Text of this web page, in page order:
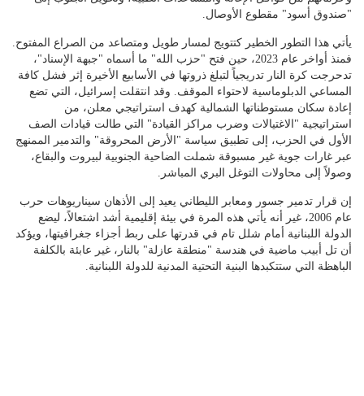
"صندوق أسود" مقطوع الأوصال.
يأتي هذا التطور الخطير كتتويج لمسار طويل ومتصاعد من الصراع المفتوح.
فمنذ أواخر عام 2023، حين فتح "حزب الله" ما أسماه "جبهة الإسناد"،
تدحرجت كرة النار تدريجياً لتبلغ ذروتها في الأسابيع الأخيرة إثر فشل كافة
المساعي الدبلوماسية لاحتواء الموقف. وقد انتقلت إسرائيل، التي تضع
إعادة سكان مستوطناتها الشمالية كهدف استراتيجي معلن، من
استراتيجية "الاغتيالات وضرب مراكز القيادة" التي طالت قيادات الصف
الأول في الحزب، إلى تطبيق سياسة "الأرض المحروقة" والتدمير الممنهج
عبر غارات جوية غير مسبوقة شملت الضاحية الجنوبية لبيروت والبقاع،
وصولاً إلى محاولات التوغل البري المباشر.
إن قرار تدمير جسور ومعابر الليطاني يعيد إلى الأذهان سيناريوهات حرب
عام 2006، غير أنه يأتي هذه المرة في بيئة إقليمية أشد اشتعالاً، ليضع
الدولة اللبنانية أمام شلل تام في قدرتها على ربط أجزاء جغرافيتها، ويؤكد
أن تل أبيب ماضية في هندسة "منطقة عازلة" بالنار، غير عابئة بالكلفة
الباهظة التي ستتكبدها البنية التحتية المدنية للدولة اللبنانية.